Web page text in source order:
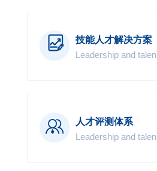
技能人才解决方案
Leadership and talen
人才评测体系
Leadership and talen